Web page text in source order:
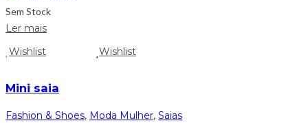
Sem Stock
Ler mais
Wishlist
Wishlist
Mini saia
Fashion & Shoes, Moda Mulher, Saias